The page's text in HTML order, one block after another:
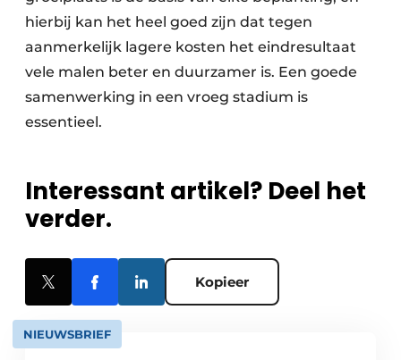
hierbij kan het heel goed zijn dat tegen
aanmerkelijk lagere kosten het eindresultaat
vele malen beter en duurzamer is. Een goede
samenwerking in een vroeg stadium is
essentieel.
Interessant artikel? Deel het
verder.
Kopieer
NIEUWSBRIEF